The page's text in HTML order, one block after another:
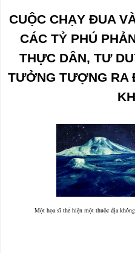
CUỘC CHẠY ĐUA
CÁC TỶ PHÚ
THỰC DÂN, TƯ
TƯỞNG TƯỢNG RA
Một họa sĩ thể hiện một thuộc địa